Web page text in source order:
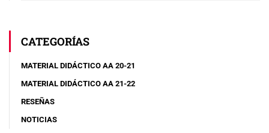
CATEGORÍAS
MATERIAL DIDÁCTICO AA 20-21
MATERIAL DIDÁCTICO AA 21-22
RESEÑAS
NOTICIAS